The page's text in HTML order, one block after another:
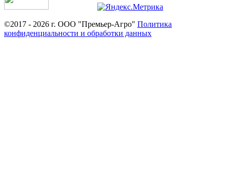
©2017 - 2026 г. ООО "Премьер-Агро" Политика
конфиденциальности и обработки данных